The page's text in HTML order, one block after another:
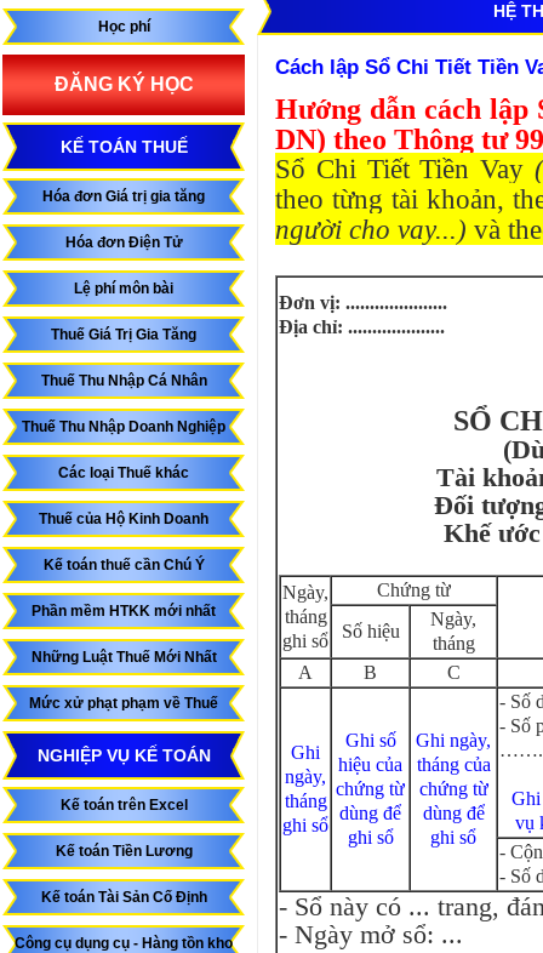
Học phí
ĐĂNG KÝ HỌC
KẾ TOÁN THUẾ
Hóa đơn Giá trị gia tăng
Hóa đơn Điện Tử
Lệ phí môn bài
Thuế Giá Trị Gia Tăng
Thuế Thu Nhập Cá Nhân
Thuế Thu Nhập Doanh Nghiệp
Các loại Thuế khác
Thuế của Hộ Kinh Doanh
Kế toán thuế cần Chú Ý
Phần mềm HTKK mới nhất
Những Luật Thuế Mới Nhất
Mức xử phạt phạm về Thuế
NGHIỆP VỤ KẾ TOÁN
Kế toán trên Excel
Kế toán Tiền Lương
Kế toán Tài Sản Cố Định
Công cụ dụng cụ - Hàng tồn kho
HỆ
Cách lập Sổ Chi Tiết Tiền
Hướng dẫn cách lập
DN) theo Thông tư
Sổ Chi Tiết Tiền Vay
theo từng tài khoản,
người cho vay...) và
Đơn vị: .....................
Địa chỉ: ....................
SỔ
Tài
Đối
Khế
Ngày,
tháng
ghi sổ
Chứng từ
Số hiệu
Ngày,
tháng
A
B C
Ghi
ngày,
tháng
ghi sổ
Ghi số
hiệu của
chứng từ
dùng để
ghi sổ
Ghi ngày,
tháng của
chứng từ
dùng để
ghi sổ
- Số
- Số
…….
Ghi
vụ
-
- Số
- Sổ này có ... trang,
- Ngày mở sổ: ...